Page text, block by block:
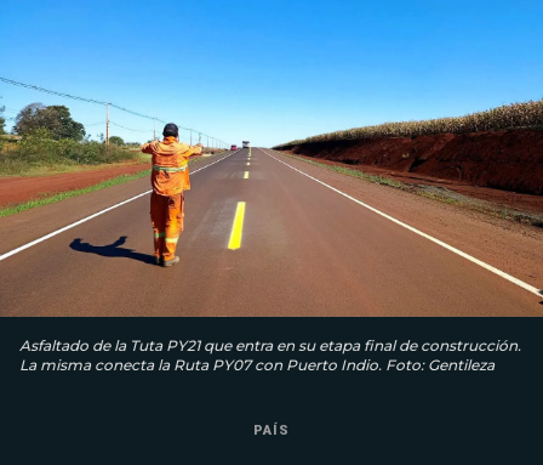
Asfaltado de la Tuta PY21 que entra en su etapa final de construcción.
La misma conecta la Ruta PY07 con Puerto Indio. Foto: Gentileza
PAÍS